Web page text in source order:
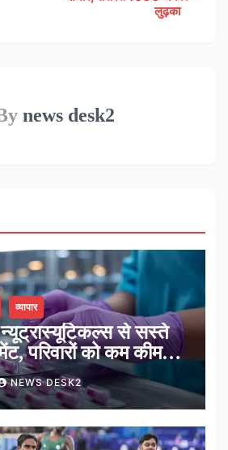
लुढ़का
news desk2
व्यापार
से सस्ते
परिवारों को कम कीमत में
सरकार
NEWS DESK2